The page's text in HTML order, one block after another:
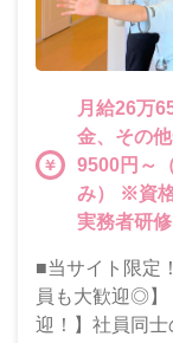
月給26万
金、その他一律手
9500円～
み） ※資格手当別途支給 介護福祉士：18,000円
実務者研
■当サイト限定
員も大歓迎◎】
迎！】社員同